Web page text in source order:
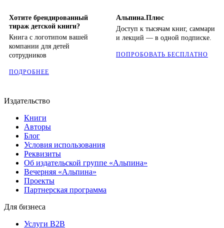
Хотите брендированный
тираж детской книги?
Книга с логотипом вашей
компании для детей
сотрудников
ПОДРОБНЕЕ
Альпина.Плюс
Доступ к тысячам книг, саммари
и лекций — в одной подписке.
ПОПРОБОВАТЬ БЕСПЛАТНО
Издательство
Книги
Авторы
Блог
Условия использования
Реквизиты
Об издательской группе «Альпина»
Вечерняя «Альпина»
Проекты
Партнерская программа
Для бизнеса
Услуги B2B